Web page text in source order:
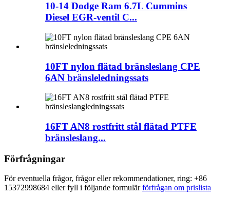
10-14 Dodge Ram 6.7L Cummins
Diesel EGR-ventil C...
10FT nylon flätad bränsleslang CPE
6AN bränsleledningssats
16FT AN8 rostfritt stål flätad PTFE
bränsleslang...
Förfrågningar
För eventuella frågor, frågor eller rekommendationer, ring: +86
15372998684 eller fyll i följande formulär förfrågan om prislista